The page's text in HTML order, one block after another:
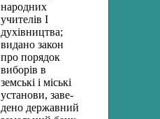
народних
учителів І
духівництва;
видано закон
про порядок
виборів в
земські і міські
установи, заве­
дено державний